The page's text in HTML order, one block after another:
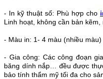
- In kỹ thuật số: Phù hợp cho
Linh hoạt, không cần bản kẽm,
- Màu in: 1- 4 màu (nhiều màu)
- Gia công: Các công đoạn
băng dính nắp… đều được
bảo tính thẩm mỹ tối đa cho